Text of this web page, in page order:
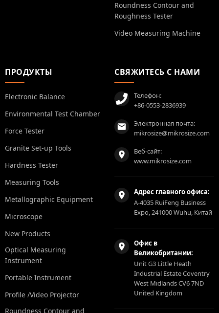
Roundness Contour and
Roughness Tester
Video Measuring Machine
ПРОДУКТЫ
Electronic Balance
Environmental Test Chamber
Force Tester
Granite Set-up Tools
Hardness Tester
Measuring Tools
Metallographic Equipment
Microscope
New Products
Optical Measuring
Instrument
Portable Instrument
Profile /Video Projector
Roundness Contour and
СВЯЖИТЕСЬ С НАМИ
Телефон:
+86-0553-2836939
Электронная почта:
mikrosize@mikrosize.com
Веб-сайт:
www.mikrosize.com
Адрес главного офиса:
A-4035 RuiFeng Business
Expo, 241000 Wuhu, Китай
Офис в
Великобритании:
Unit G3 Little Heath
Industrial Estate Coventry
West Midlands CV6 7ND
United Kingdom